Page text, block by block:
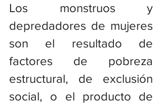
Los monstruos y
depredadores de mujeres
son el resultado de
factores de pobreza
estructural, de exclusión
social, o el producto de